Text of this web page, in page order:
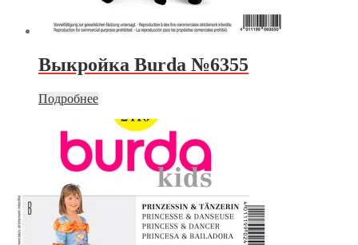
Выкройка Burda №6355
Подробнее